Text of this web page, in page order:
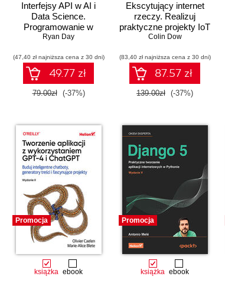
Interfejsy API w AI i
Data Science.
Programowanie w
Pythonie z użyciem
Ryan Day
(47,40 zł najniższa cena z 30 dni)
49.77 zł
79.00zł (-37%)
Ekscytujący internet
rzeczy. Realizuj
praktyczne projekty IoT
z wykorzystaniem
Raspberry Pi Pico oraz
Pythona. Wydanie II
Colin Dow
(83,40 zł najniższa cena z 30 dni)
87.57 zł
139.00zł (-37%)
Promocja
książka ebook
Promocja
książka ebook